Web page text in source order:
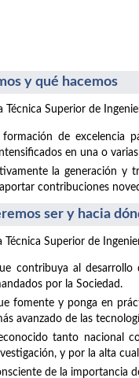
y qué hacemos
Técnica Superior de
de excelencia
en una o
la generación y
contribuciones
ser y hacia
Técnica Superior de
contribuya al desarrollo
por la Sociedad.
fomente y ponga en
avanzado de las
tanto nacional
y por la alta
de la importancia